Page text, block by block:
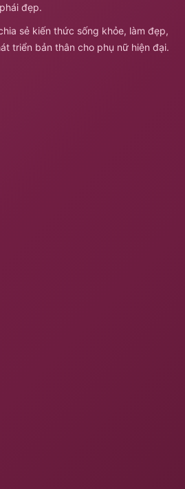
đẹp.
sẻ kiến thức sống khỏe, làm đẹp,
triển bản thân cho phụ nữ hiện đại.